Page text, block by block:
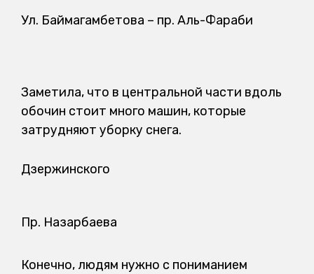
Ул. Баймагамбетова – пр. Аль-Фараби
Заметила, что в центральной части вдоль
обочин стоит много машин, которые
затрудняют уборку снега.
Дзержинского
Пр. Назарбаева
Конечно, людям нужно с пониманием